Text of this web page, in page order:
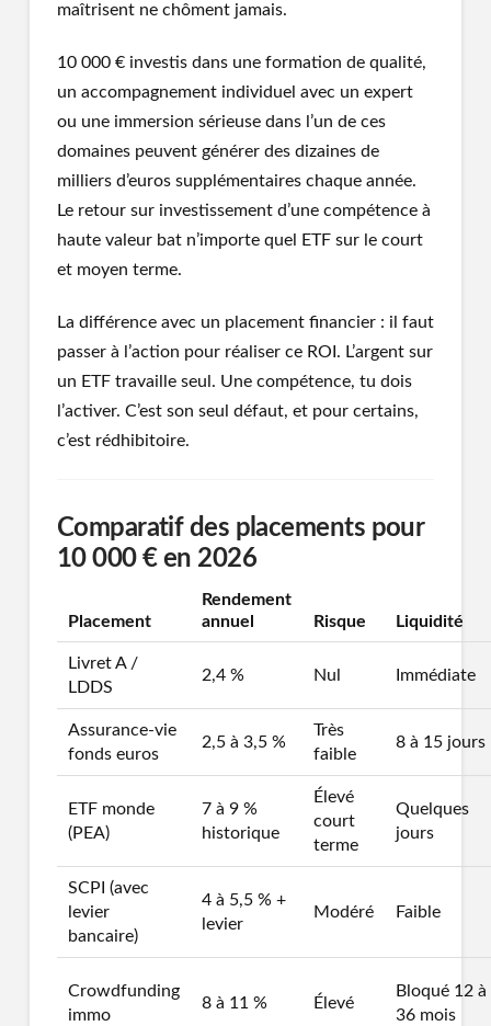
maîtrisent ne chôment jamais.
10 000 € investis dans une formation de qualité,
un accompagnement individuel avec un expert
ou une immersion sérieuse dans l’un de ces
domaines peuvent générer des dizaines de
milliers d’euros supplémentaires chaque année.
Le retour sur investissement d’une compétence à
haute valeur bat n’importe quel ETF sur le court
et moyen terme.
La différence avec un placement financier : il faut
passer à l’action pour réaliser ce ROI. L’argent sur
un ETF travaille seul. Une compétence, tu dois
l’activer. C’est son seul défaut, et pour certains,
c’est rédhibitoire.
Comparatif des placements pour
10 000 € en 2026
Placement
Rendement
annuel
Risque Liquidité
Livret A /
LDDS
2,4 % Nul Immédiate
Assurance-vie
fonds euros
2,5 à 3,5 %
Très
faible
8 à 15 jours
ETF monde
(PEA)
7 à 9 %
historique
Élevé
court
terme
Quelques
jours
SCPI (avec
levier
bancaire)
4 à 5,5 % +
levier
Modéré Faible
Crowdfunding
immo
8 à 11 % Élevé
Bloqué 12 à
36 mois